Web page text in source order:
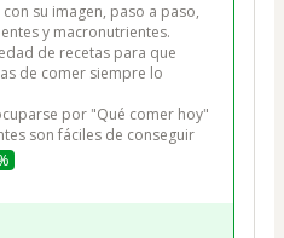
con su imagen, paso a paso,
y macronutrientes.
de recetas para que
de comer siempre lo
por "Qué comer hoy"
son fáciles de conseguir